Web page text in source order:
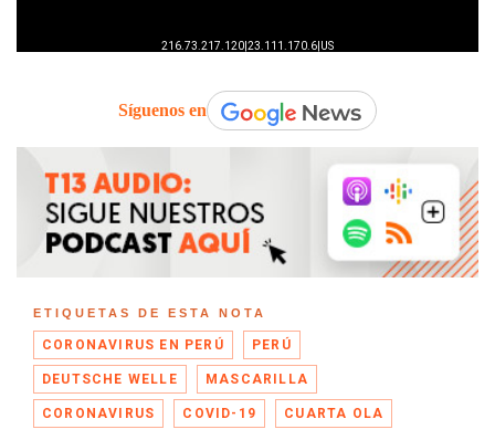
Síguenos en
ETIQUETAS DE ESTA NOTA
CORONAVIRUS EN PERÚ PERÚ
DEUTSCHE WELLE MASCARILLA
CORONAVIRUS COVID-19 CUARTA OLA